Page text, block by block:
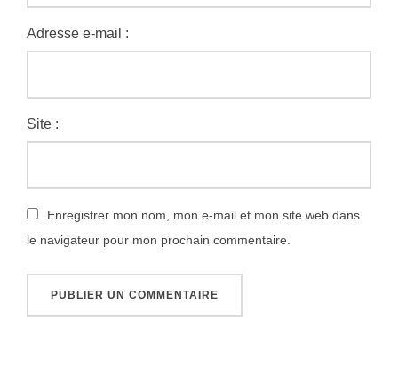
Adresse e-mail :
Site :
Enregistrer mon nom, mon e-mail et mon site web dans
le navigateur pour mon prochain commentaire.